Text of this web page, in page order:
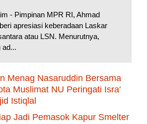
- Pimpinan MPR RI, Ahmad
apresiasi keberadaan Laskar
atau LSN. Menurutnya,
ad...
Menag Nasaruddin Bersama
Muslimat NU Peringati Isra'
Istiqlal
Jadi Pemasok Kapur Smelter